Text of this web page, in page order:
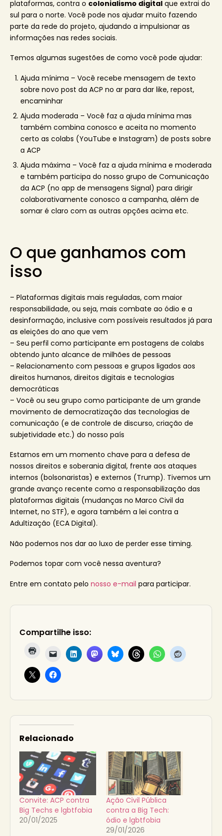
plataformas, contra o colonialismo digital que extrai do
sul para o norte. Você pode nos ajudar muito fazendo
parte da rede do projeto, ajudando a impulsionar as
informações nas redes sociais.
Temos algumas sugestões de como você pode ajudar:
Ajuda mínima – Você recebe mensagem de texto
sobre novo post da ACP no ar para dar like, repost,
encaminhar
Ajuda moderada – Você faz a ajuda mínima mas
também combina conosco e aceita no momento
certo as colabs (YouTube e Instagram) de posts sobre
a ACP
Ajuda máxima – Você faz a ajuda mínima e moderada
e também participa do nosso grupo de Comunicação
da ACP (no app de mensagens Signal) para dirigir
colaborativamente conosco a campanha, além de
somar é claro com as outras opções acima etc.
O que ganhamos com
isso
– Plataformas digitais mais reguladas, com maior
responsabilidade, ou seja, mais combate ao ódio e a
desinformação, inclusive com possíveis resultados já para
as eleições do ano que vem
– Seu perfil como participante em postagens de colabs
obtendo junto alcance de milhões de pessoas
– Relacionamento com pessoas e grupos ligados aos
direitos humanos, direitos digitais e tecnologias
democráticas
– Você ou seu grupo como participante de um grande
movimento de democratização das tecnologias de
comunicação (e de controle de discurso, criação de
subjetividade etc.) do nosso país
Estamos em um momento chave para a defesa de
nossos direitos e soberania digital, frente aos ataques
internos (bolsonaristas) e externos (Trump). Tivemos um
grande avanço recente como a responsabilização das
plataformas digitais (mudanças no Marco Civil da
Internet, no STF), e agora também a lei contra a
Adultização (ECA Digital).
Não podemos nos dar ao luxo de perder esse timing.
Podemos topar com você nessa aventura?
Entre em contato pelo nosso e-mail para participar.
Compartilhe isso:
Relacionado
Convite: ACP contra
Big Techs e lgbtfobia
20/01/2025
Ação Civil Pública
contra a Big Tech:
ódio e lgbtfobia
29/01/2026